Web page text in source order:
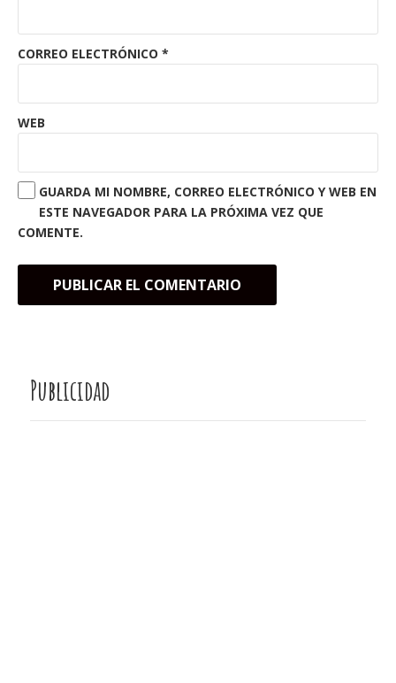
CORREO ELECTRÓNICO *
WEB
GUARDA MI NOMBRE, CORREO ELECTRÓNICO Y WEB EN
ESTE NAVEGADOR PARA LA PRÓXIMA VEZ QUE
COMENTE.
Publicidad